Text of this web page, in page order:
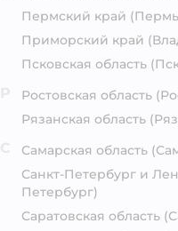
Пермский край
Приморский край
Псковская область
Ростовская область
Рязанская область
Самарская область
Санкт-Петербург и
Петербург)
Саратовская область